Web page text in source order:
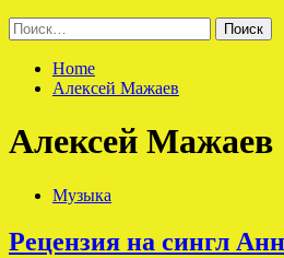
Найти:
Home
Алексей Мажаев
Алексей Мажаев
Музыка
Рецензия на сингл